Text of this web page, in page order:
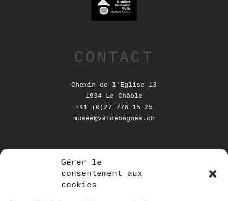
Gérer le
consentement aux
cookies
CONTACT
Chemin de l’Eglise 13
1934 Le Châble
+41 (0)27 776 15 25
musee@valdebagnes.ch
NEWSLETTER